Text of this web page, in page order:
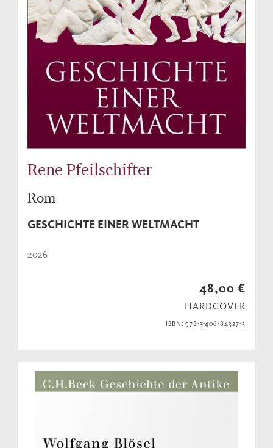
Rene Pfeilschifter
Rom
GESCHICHTE EINER WELTMACHT
2026
48,00 €
HARDCOVER
ISBN: 978-3-406-84327-3